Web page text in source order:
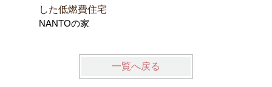
した低燃費住宅
NANTOの家
一覧へ戻る